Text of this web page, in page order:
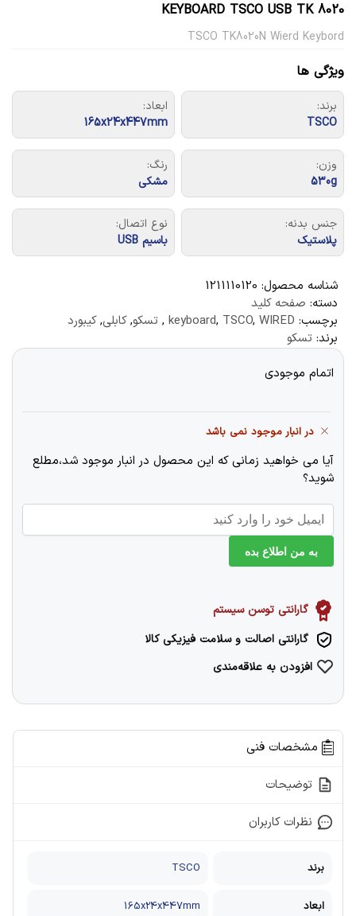
KEYBOARD TSCO USB TK 8020
TSCO TK8020N Wierd Keybord
ویژگی ها
برند:
TSCO
ابعاد:
165x24x447mm
وزن:
530g
رنگ:
مشکی
جنس بدنه:
پلاستیک
نوع اتصال:
باسیم USB
شناسه محصول: 1211110120
دسته: صفحه کلید
برچسب:
keyboard, TSCO, WIRED
, تسکو,کابلی,کیبورد
برند: تسکو
اتمام موجودی
در انبار موجود نمی باشد
آیا می خواهید زمانی که این محصول در انبار موجود شد،مطلع
شوید؟
به من اطلاع بده
گارانتی توسن سیستم
گارانتی اصالت و سلامت فیزیکی کالا
افزودن به علاقه‌مندی
مشخصات فنی
توضیحات
نظرات کاربران
برند TSCO
ابعاد 165x24x447mm